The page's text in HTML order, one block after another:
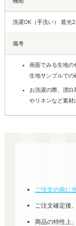
洗濯OK（手洗い） 遮光2
備考
画面でみる生地の
生地サンプルでの
お洗濯の際、漂
やリネンなど素材
ご注文の前に
ご注文確定後
商品の特性上